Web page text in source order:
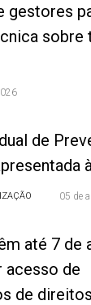
gestores
sobre
de
05 de
até 7 de
acesso de
de